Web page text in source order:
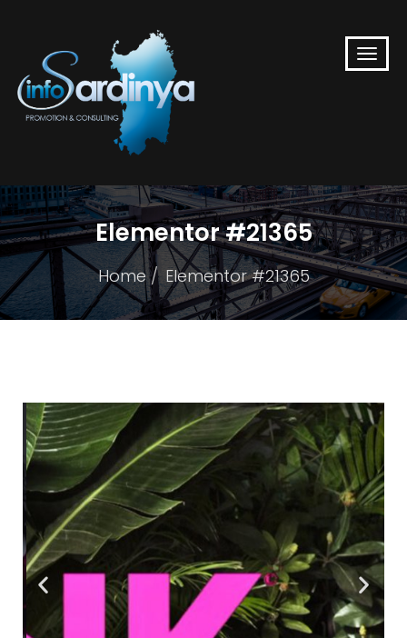
Elementor #21365
Home Elementor #21365
E-SHOP
INFOSARDINYA